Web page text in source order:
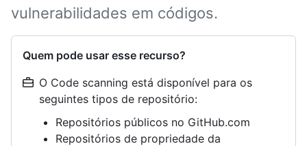
vulnerabilidades em códigos.
Quem pode usar esse recurso?
O Code scanning está disponível para os
seguintes tipos de repositório:
Repositórios públicos no GitHub.com
Repositórios de propriedade da